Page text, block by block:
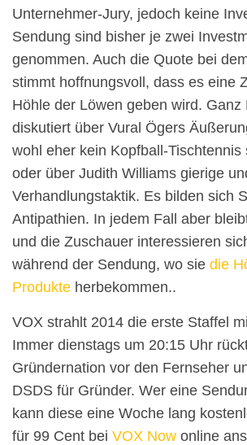
Unternehmer-Jury, jedoch keine
Sendung sind bisher je zwei
genommen. Auch die Quote bei
stimmt hoffnungsvoll, dass es eine
Höhle der Löwen geben wird. Ganz
diskutiert über Vural Ögers
wohl eher kein Kopfball-Tischtennis
oder über Judith Williams gierige
Verhandlungstaktik. Es bilden sich
Antipathien. In jedem Fall aber
und die Zuschauer interessieren
während der Sendung, wo sie die
Produkte herbekommen..
VOX strahlt 2014 die erste Staffel
Immer dienstags um 20:15 Uhr
Gründernation vor den Fernseher
DSDS für Gründer. Wer eine
kann diese eine Woche lang
für 99 Cent bei VOX Now online